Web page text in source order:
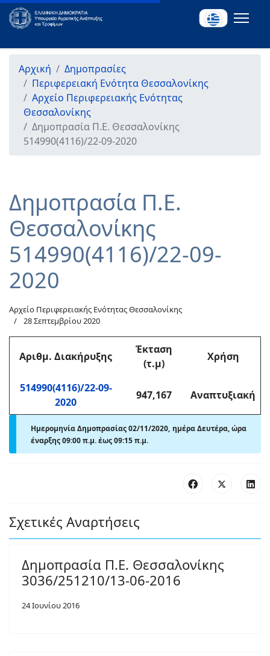
Αρχική
Δημοπρασίες
Περιφερειακή Ενότητα Θεσσαλονίκης
Αρχείο Περιφερειακής Ενότητας
Θεσσαλονίκης
Δημοπρασία Π.Ε. Θεσσαλονίκης
514990(4116)/22-09-2020
Δημοπρασία Π.Ε.
Θεσσαλονίκης
514990(4116)/22-09-
2020
Αρχείο Περιφερειακής Ενότητας Θεσσαλονίκης
28 Σεπτεμβρίου 2020
Αριθμ. Διακήρυξης
Έκταση
(τ.μ)
Χρήση
514990(4116)/22-09-
2020
947,167 Αναπτυξιακή
Ημερομηνία Δημοπρασίας 02/11/2020, ημέρα Δευτέρα,ώρα
έναρξης 09:00 π.μ. έως 09:15 π.μ.
Σχετικές Αναρτήσεις
Δημοπρασία Π.Ε. Θεσσαλονίκης
3036/251210/13-06-2016
24 Ιουνίου 2016